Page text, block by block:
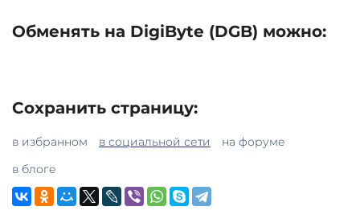
Обменять на DigiByte (DGB) можно:
Сохранить страницу:
в избранном в социальной сети
на форуме
в блоге